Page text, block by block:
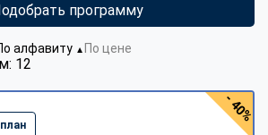
программу
12
алфавиту ▼ По цене
- 40%